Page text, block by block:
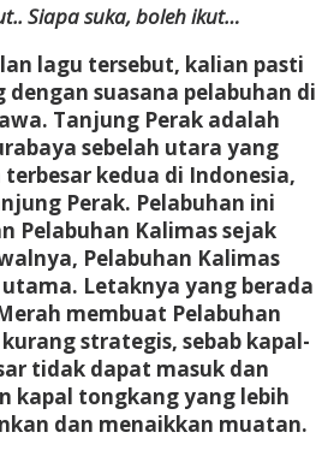
Siapa suka, boleh ikut…
lagu tersebut, kalian pasti
suasana pelabuhan di
Tanjung Perak adalah
sebelah utara yang
kedua di Indonesia,
Perak. Pelabuhan ini
Pelabuhan Kalimas sejak
Pelabuhan Kalimas
Letaknya yang berada
membuat Pelabuhan
strategis, sebab kapal-
tidak dapat masuk dan
kapal tongkang yang lebih
dan menaikkan muatan.